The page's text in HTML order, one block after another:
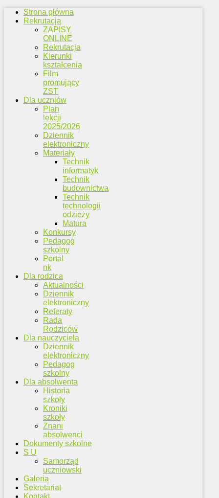
Strona główna
Rekrutacja
ZAPISY
ONLINE
Rekrutacja
Kierunki
kształcenia
Film
promujący
ZST
Dla uczniów
Plan
lekcji
2025/2026
Dziennik
elektroniczny
Materiały
Technik
informatyk
Technik
budownictwa
Technik
technologii
odzieży
Matura
Konkursy
Pedagog
szkolny
Portal
nk
Dla rodzica
Aktualności
Dziennik
elektroniczny
Referaty
Rada
Rodziców
Dla nauczyciela
Dziennik
elektroniczny
Pedagog
szkolny
Dla absolwenta
Historia
szkoły
Kroniki
szkoły
Znani
absolwenci
Dokumenty szkolne
S U
Samorząd
uczniowski
Galeria
Sekretariat
Kontakt